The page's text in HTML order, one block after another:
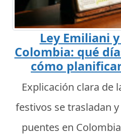
Ley Emiliani
Colombia: qué
cómo
Explicación clara de
festivos se trasladan
puentes en